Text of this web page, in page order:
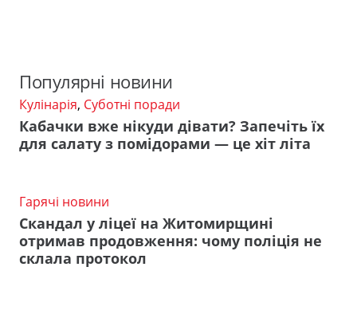
Популярні новини
Кулінарія, Суботні поради
Кабачки вже нікуди дівати? Запечіть їх
для салату з помідорами — це хіт літа
Гарячі новини
Скандал у ліцеї на Житомирщині
отримав продовження: чому поліція не
склала протокол